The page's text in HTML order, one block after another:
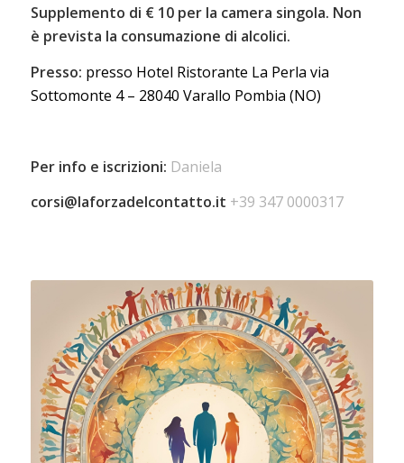
Supplemento di € 10 per la camera singola. Non
è prevista la consumazione di alcolici.
Presso: presso Hotel Ristorante La Perla via
Sottomonte 4 – 28040 Varallo Pombia (NO)
Per info e iscrizioni: Daniela
corsi@laforzadelcontatto.it +39 347 0000317